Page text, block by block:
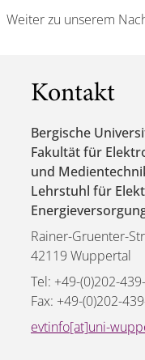
Weiter zu unserem
Kontakt
Bergische
Fakultät für
und
Lehrstuhl für
Rainer-Gruenter-
42119 Wuppertal
Tel: +49-(0)202-
Fax: +49-(0)202-
evtinfo[at]uni-